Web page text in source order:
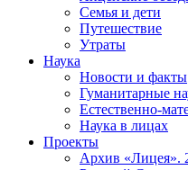
Семья и дети
Путешествие
Утраты
Наука
Новости и факты
Гуманитарные
Естественно-
Наука в лицах
Проекты
Архив «Лицея».